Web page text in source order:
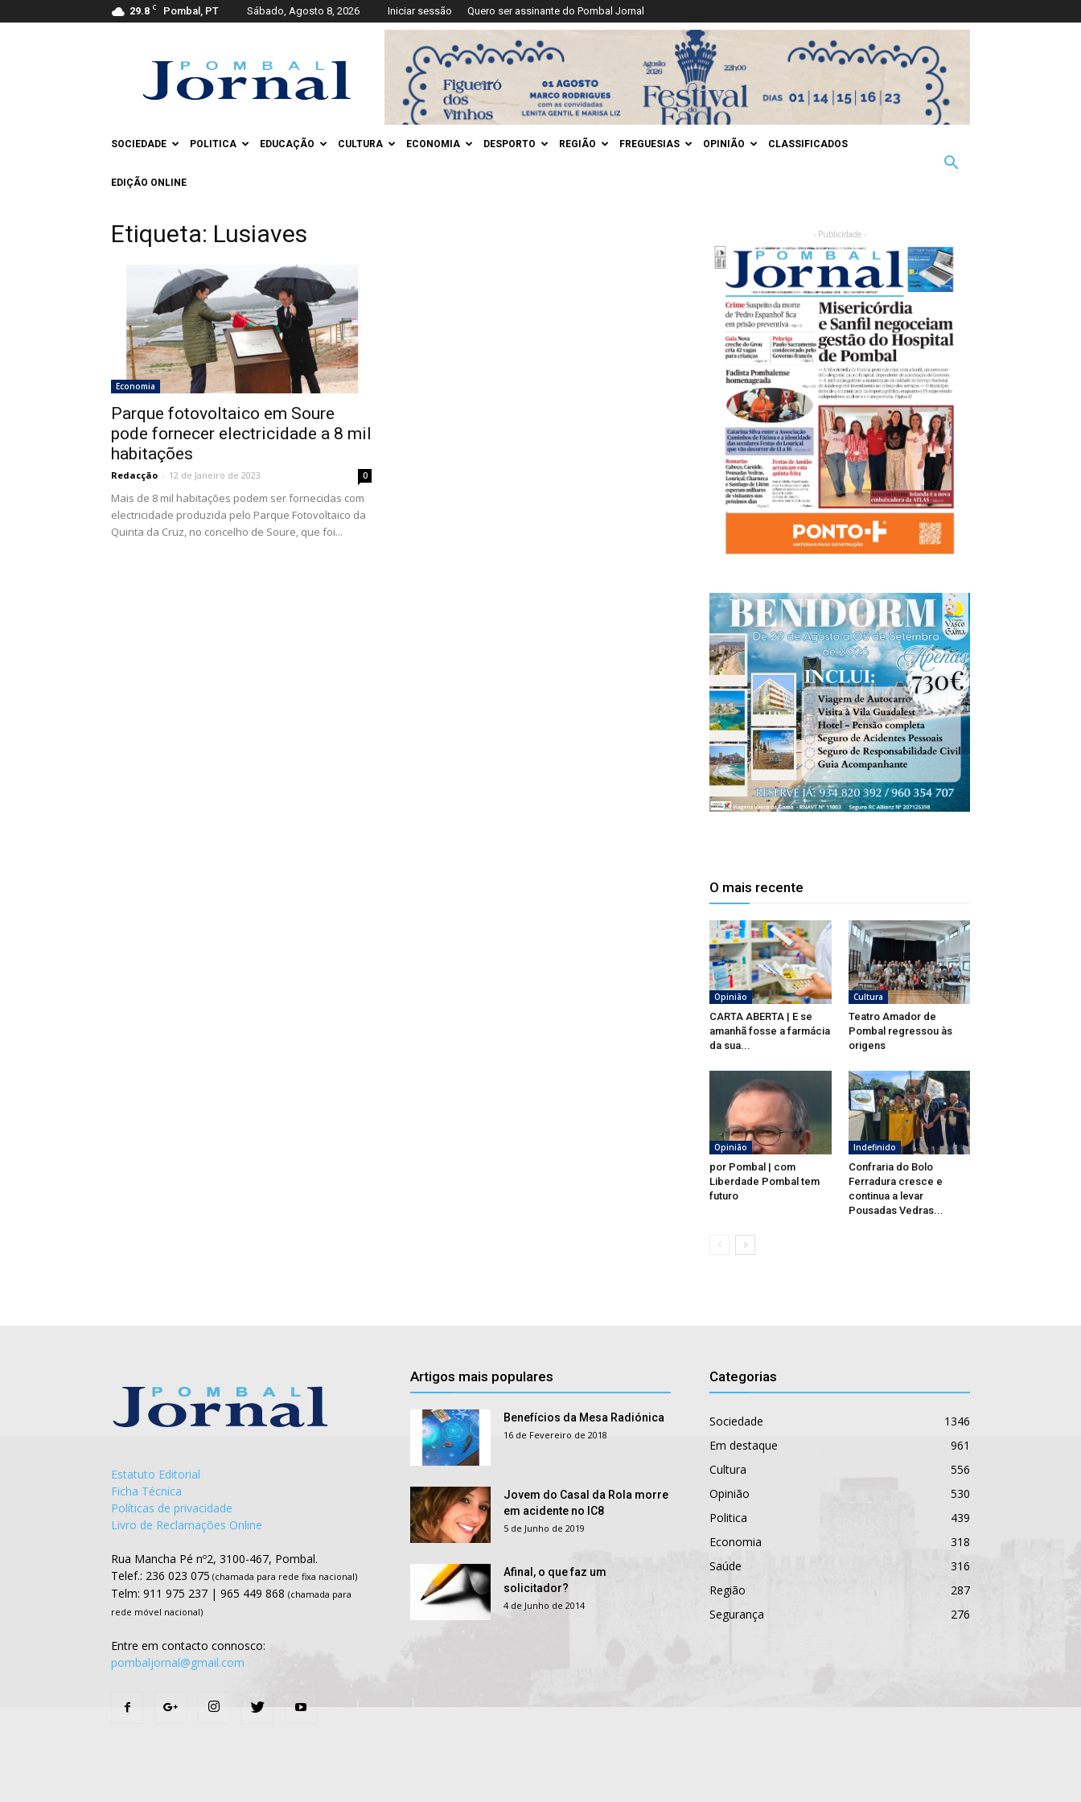
29.8 C Pombal, PT Sábado, Agosto 8, 2026 Iniciar sessão Quero ser assinante do Pombal Jornal
Jornal
SOCIEDADE POLITICA EDUCAÇÃO CULTURA ECONOMIA DESPORTO REGIÃO FREGUESIAS OPINIÃO CLASSIFICADOS
EDIÇÃO ONLINE
Etiqueta: Lusiaves
Economia
Parque fotovoltaico em Soure
pode fornecer electricidade a 8 mil
habitações
Redacção - 12 de Janeiro de 2023 0
Mais de 8 mil habitações podem ser fornecidas com
electricidade produzida pelo Parque Fotovoltaico da
Quinta da Cruz, no concelho de Soure, que foi...
- Publicidade -
O mais recente
Opinião
CARTA ABERTA | E se
amanhã fosse a farmácia
da sua...
Cultura
Teatro Amador de
Pombal regressou às
origens
Opinião
por Pombal | com
Liberdade Pombal tem
futuro
Indefinido
Confraria do Bolo
Ferradura cresce e
continua a levar
Pousadas Vedras...
Estatuto Editorial
Ficha Técnica
Políticas de privacidade
Livro de Reclamações Online
Rua Mancha Pé nº2, 3100-467, Pombal.
Telef.: 236 023 075 (chamada para rede fixa nacional)
Telm: 911 975 237 | 965 449 868 (chamada para
rede móvel nacional)
Entre em contacto connosco:
pombaljornal@gmail.com
Artigos mais populares
Benefícios da Mesa Radiónica
16 de Fevereiro de 2018
Jovem do Casal da Rola morre
em acidente no IC8
5 de Junho de 2019
Afinal, o que faz um
solicitador?
4 de Junho de 2014
Categorias
Sociedade
1346
Em destaque
961
Cultura
556
Opinião
530
Politica
439
Economia
318
Saúde
316
Região
287
Segurança
276